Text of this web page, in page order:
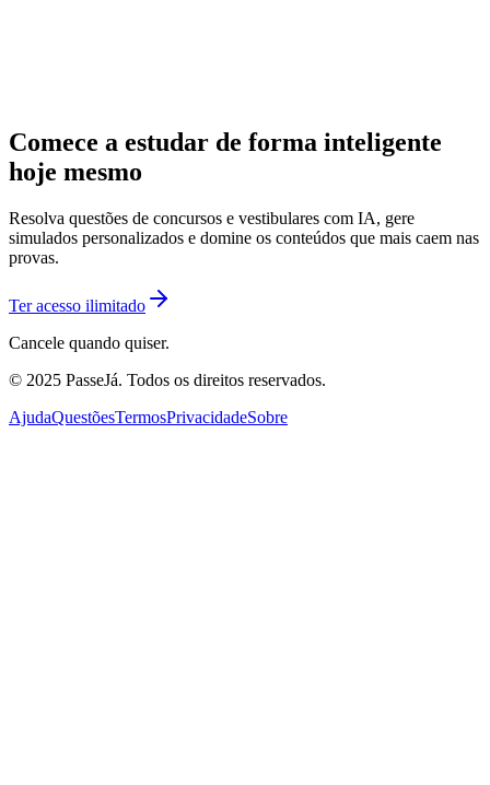
Comece a estudar de forma inteligente
hoje mesmo
Resolva questões de concursos e vestibulares com IA, gere
simulados personalizados e domine os conteúdos que mais caem nas
provas.
Ter acesso ilimitado
Cancele quando quiser.
© 2025 PasseJá. Todos os direitos reservados.
AjudaQuestõesTermosPrivacidadeSobre